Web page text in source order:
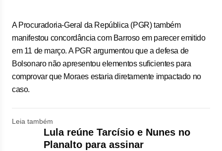
A Procuradoria-Geral da República (PGR) também
manifestou concordância com Barroso em parecer emitido
em 11 de março. A PGR argumentou que a defesa de
Bolsonaro não apresentou elementos suficientes para
comprovar que Moraes estaria diretamente impactado no
caso.
Leia também
Lula reúne Tarcísio e Nunes no
Planalto para assinar